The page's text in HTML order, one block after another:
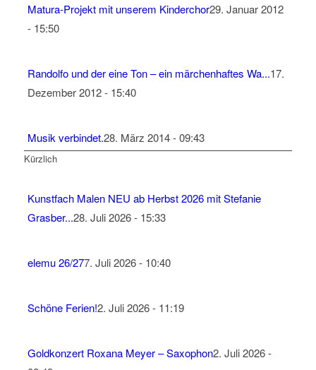
Matura-Projekt mit unserem Kinderchor29. Januar 2012
- 15:50
Randolfo und der eine Ton – ein märchenhaftes Wa...17.
Dezember 2012 - 15:40
Musik verbindet.28. März 2014 - 09:43
Kürzlich
Kunstfach Malen NEU ab Herbst 2026 mit Stefanie
Grasber...28. Juli 2026 - 15:33
elemu 26/277. Juli 2026 - 10:40
Schöne Ferien!2. Juli 2026 - 11:19
Goldkonzert Roxana Meyer – Saxophon2. Juli 2026 -